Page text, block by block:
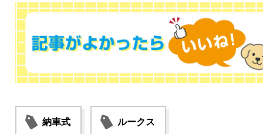
納車式 ルークス